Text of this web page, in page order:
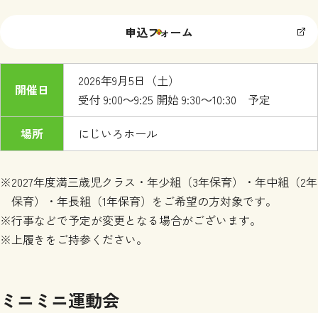
申込フォーム
開催日
2026年9月5日（土）
受付 9:00～9:25 開始 9:30～10:30 予定
場所
にじいろホール
※2027年度満三歳児クラス・年少組（3年保育）・年中組（2年
保育）・年長組（1年保育）をご希望の方対象です。
※行事などで予定が変更となる場合がございます。
※上履きをご持参ください。
ミニミニ運動会